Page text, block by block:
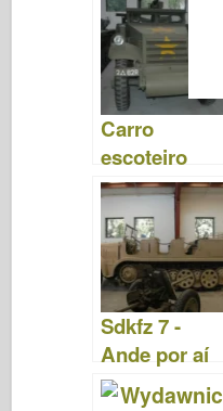
Carro
escoteiro
M3A1 - Ande
por aí
Sdkfz 7 -
Ande por aí